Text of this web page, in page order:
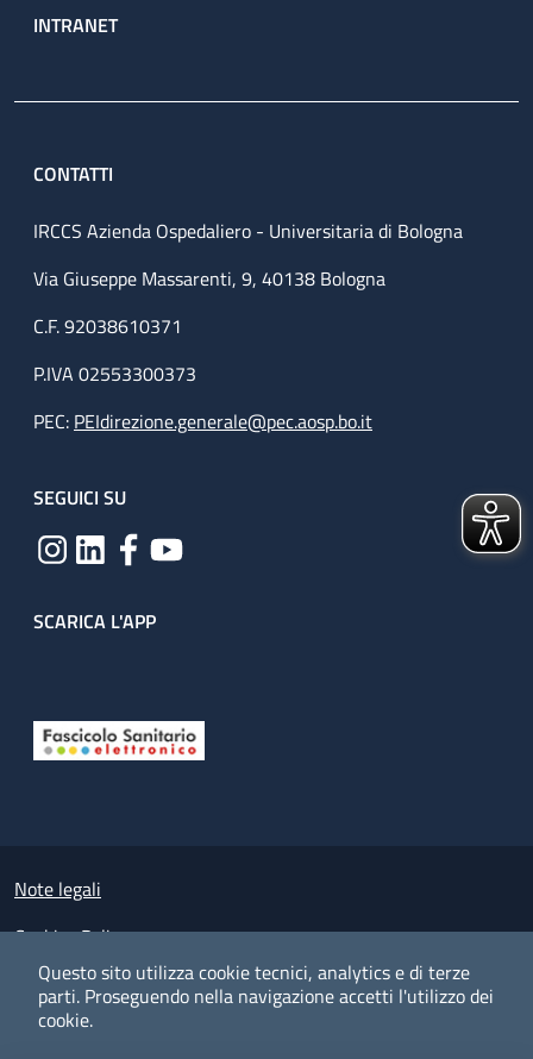
Questo sito utilizza cookie tecnici, analytics e di terze
parti. Proseguendo nella navigazione accetti l'utilizzo dei
cookie.
INTRANET
CONTATTI
IRCCS Azienda Ospedaliero - Universitaria di Bologna
Via Giuseppe Massarenti, 9, 40138 Bologna
C.F. 92038610371
P.IVA 02553300373
PEC: PEIdirezione.generale@pec.aosp.bo.it
SEGUICI SU
SCARICA L'APP
Small prints
Note legali
Cookies Policy
Policy privacy e protezione del dato personale
Albo pretorio on-line